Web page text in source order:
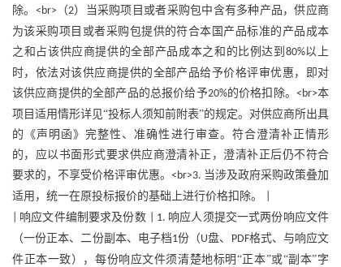
除。 <br>（2）当采购项目或者采购包中含有多种产品，供应商
为该采购项目或者采购包提供的符合本国产品标准的产品成本
之和占该供应商提供的全部产品成本之和的比例达到 80%以上
时，依法对该供应商提供的全部产品给予价格评审优惠，即对
该供应商提供的全部产品的总报价给予20%的价格扣除。 <br>本
项目适用情形详见“投标人须知前附表”的规定。对供应商所出具
的《声明函》完整性、准确性进行审查。符合澄清补正情形
的，应以书面形式要求供应商澄清补正，澄清补正后仍不符合
要求的，不享受价格评审优惠。 <br>3. 当涉及政府采购政策叠加
适用，统一在原投标报价的基础上进行价格扣除。
响应文件编制要求及份数 | 1. 响应人须提交一式两份响应文件
（一份正本、二份副本、电子档1份（U盘、 PDF格式、与响应文
件正本一致），每份响应文件须清楚地标明“正本”或“副本”字